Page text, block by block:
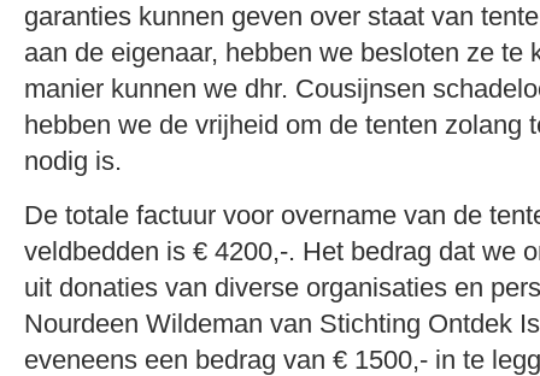
garanties kunnen geven over staat van
aan de eigenaar, hebben we besloten ze te
manier kunnen we dhr. Cousijnsen
hebben we de vrijheid om de tenten zolang
nodig is.
De totale factuur voor overname van de
veldbedden is € 4200,-. Het bedrag dat we
uit donaties van diverse organisaties en
Nourdeen Wildeman van Stichting Ontdek
eveneens een bedrag van € 1500,- in te